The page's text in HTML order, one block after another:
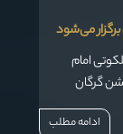
می‌شود
امام
جامع گلشن گرگان
ادامه مطلب